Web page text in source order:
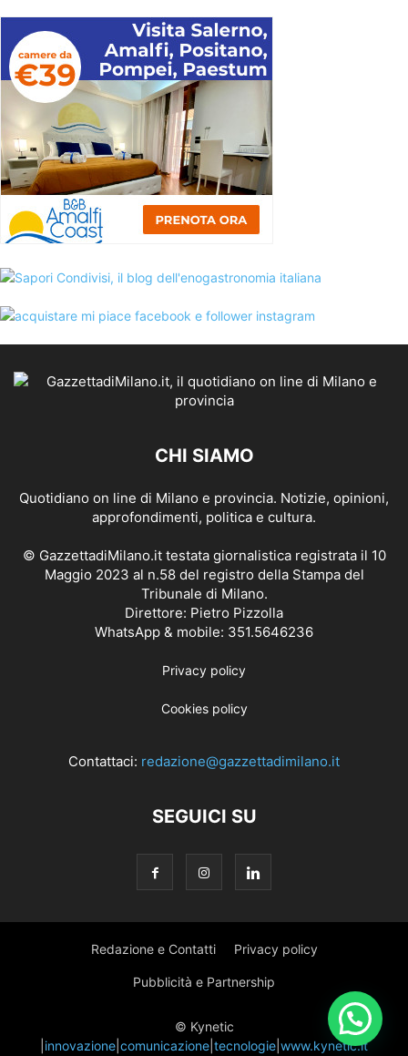
CHI SIAMO
Quotidiano on line di Milano e provincia. Notizie, opinioni,
approfondimenti, politica e cultura.
© GazzettadiMilano.it testata giornalistica registrata il 10
Maggio 2023 al n.58 del registro della Stampa del
Tribunale di Milano.
Direttore: Pietro Pizzolla
WhatsApp & mobile: 351.5646236
Privacy policy
Cookies policy
Contattaci: redazione@gazzettadimilano.it
SEGUICI SU
Redazione e Contatti Privacy policy
Pubblicità e Partnership
© Kynetic
innovazione comunicazione tecnologie www.kynetic.it